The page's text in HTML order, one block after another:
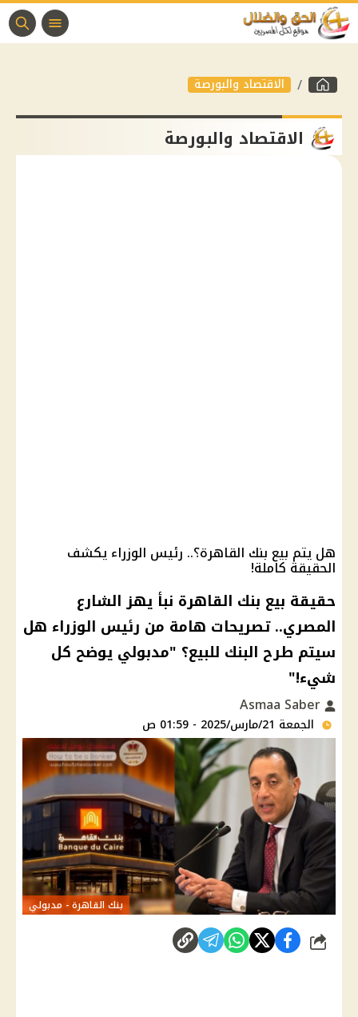
الاقتصاد والبورصة
الاقتصاد والبورصة
هل يتم بيع بنك القاهرة؟.. رئيس الوزراء يكشف
الحقيقة كاملة!
حقيقة بيع بنك القاهرة نبأ يهز الشارع
المصري.. تصريحات هامة من رئيس الوزراء هل
سيتم طرح البنك للبيع؟ "مدبولي يوضح كل
شيء!"
الجمعة 21/مارس/2025 - 01:59 ص
بنك القاهرة - مدبولي
شارك